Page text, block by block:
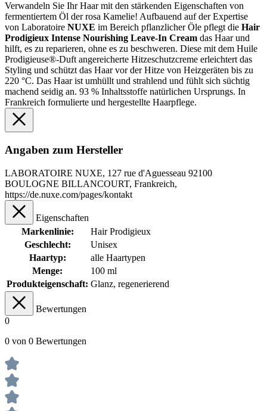
Verwandeln Sie Ihr Haar mit den stärkenden Eigenschaften von
fermentiertem Öl der rosa Kamelie! Aufbauend auf der Expertise
von Laboratoire NUXE im Bereich pflanzlicher Öle pflegt die Hair
Prodigieux Intense Nourishing Leave-In Cream das Haar und
hilft, es zu reparieren, ohne es zu beschweren. Diese mit dem Huile
Prodigieuse®-Duft angereicherte Hitzeschutzcreme erleichtert das
Styling und schützt das Haar vor der Hitze von Heizgeräten bis zu
220 °C. Das Haar ist umhüllt und strahlend und fühlt sich süchtig
machend seidig an. 93 % Inhaltsstoffe natürlichen Ursprungs. In
Frankreich formulierte und hergestellte Haarpflege.
Angaben zum Hersteller
LABORATOIRE NUXE, 127 rue d'Aguesseau 92100
BOULOGNE BILLANCOURT, Frankreich,
https://de.nuxe.com/pages/kontakt
Eigenschaften
Markenlinie:
Hair Prodigieux
Geschlecht:
Unisex
Haartyp:
alle Haartypen
Menge:
100 ml
Produkteigenschaft: Glanz, regenerierend
Bewertungen
0
0 von 0 Bewertungen